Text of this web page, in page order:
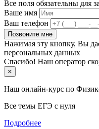
Все поля обязательны для
Ваше имя
Ваш телефон
Позвоните мне
Нажимая эту кнопку, Вы
персональных данных
Спасибо! Наш оператор
×
Наш онлайн-курс по
Все темы ЕГЭ с нуля
Подробнее